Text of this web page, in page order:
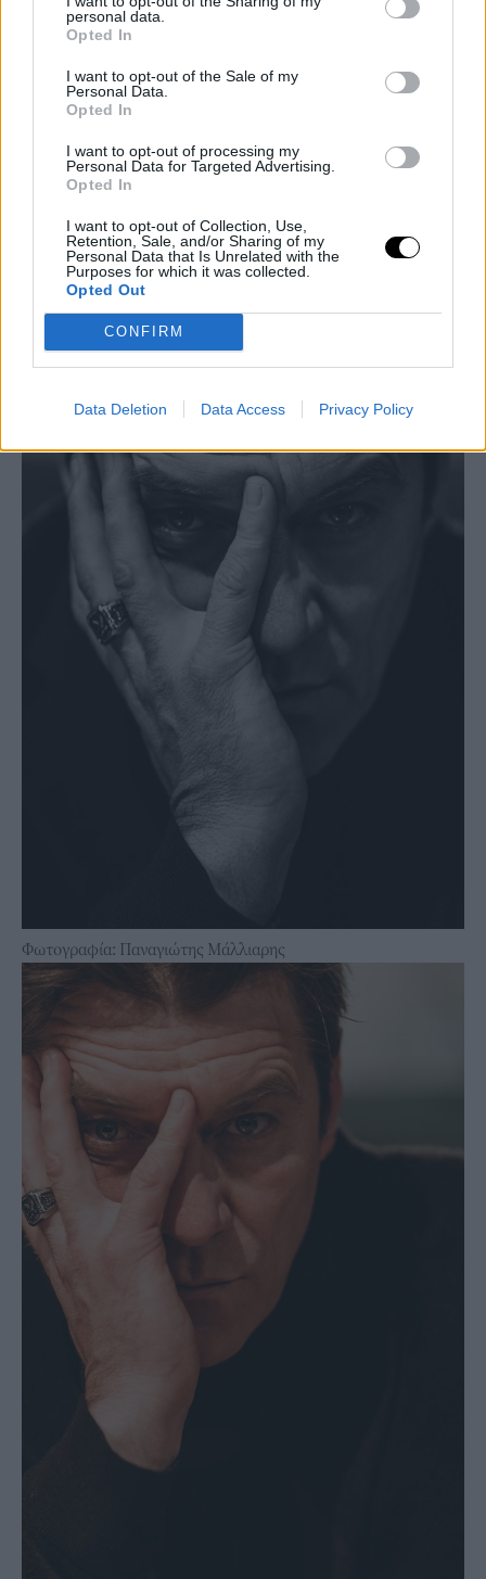
personal data.
Opted In
I want to opt-out of the Sale of my
Personal Data.
Opted In
I want to opt-out of processing my
Personal Data for Targeted Advertising.
Opted In
I want to opt-out of Collection, Use,
Retention, Sale, and/or Sharing of my
Personal Data that Is Unrelated with the
Purposes for which it was collected.
Opted Out
CONFIRM
Data Deletion Data Access Privacy Policy
Μου έχει τύχει κι εμένα να εκφραστώ στα social θυμωμένος με
κάτι και την άλλη μέρα να λέω γιατί το έγραψα. Ετσι όμως δεν
Απλά έχουμε και τα social δίπλα μας. Δεν μπορεί να σου τύχει
ένα βράδυ σε ένα μπαρ με έναν φίλο να πεις δύο κουβέντες
παραπάνω και την επομένη να πεις τι έκανα –και να΄ ναι και μια
παρέα είκοσι ατόμων από δίπλα».
Φωτογραφία: Παναγιώτης Μάλλιαρης